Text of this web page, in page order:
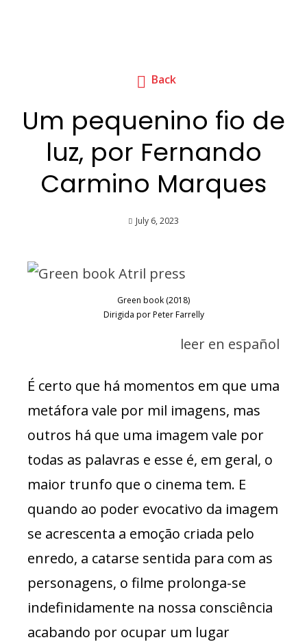
Back
Um pequenino fio de
luz, por Fernando
Carmino Marques
July 6, 2023
Green book (2018)
Dirigida por Peter Farrelly
leer en español
É certo que há momentos em que uma
metáfora vale por mil imagens, mas
outros há que uma imagem vale por
todas as palavras e esse é, em geral, o
maior trunfo que o cinema tem. E
quando ao poder evocativo da imagem
se acrescenta a emoção criada pelo
enredo, a catarse sentida para com as
personagens, o filme prolonga-se
indefinidamente na nossa consciência
acabando por ocupar um lugar